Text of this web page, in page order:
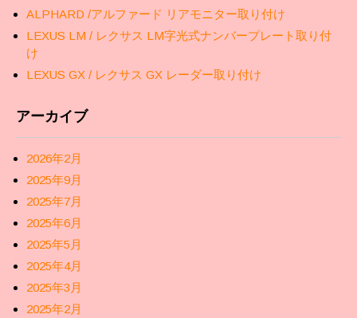
ALPHARD /アルファード リアモニター取り付け
LEXUS LM / レクサス LM字光式ナンバープレート取り付
け
LEXUS GX / レクサス GX レーダー取り付け
アーカイブ
2026年2月
2025年9月
2025年7月
2025年6月
2025年5月
2025年4月
2025年3月
2025年2月